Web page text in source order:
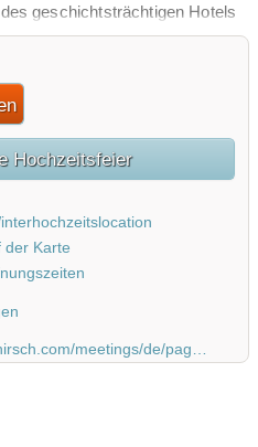
geschichtsträchtigen Hotels
das die perfekte Kulisse für
Das erfahrene Eventteam
sich gerne auch um Ihre
Goldener Hirsch.
Hochzeitsfeier
der Karte
de/page/hochzeitslocation-salzburg